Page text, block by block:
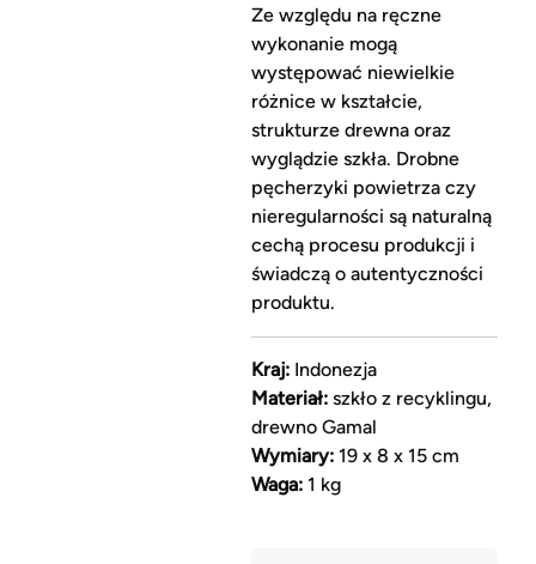
Ze względu na ręczne
wykonanie mogą
występować niewielkie
różnice w kształcie,
strukturze drewna oraz
wyglądzie szkła. Drobne
pęcherzyki powietrza czy
nieregularności są naturalną
cechą procesu produkcji i
świadczą o autentyczności
produktu.
Kraj:Indonezja
Materiał:szkło z recyklingu,
drewno Gamal
Wymiary:19 x 8 x 15 cm
Waga:1 kg